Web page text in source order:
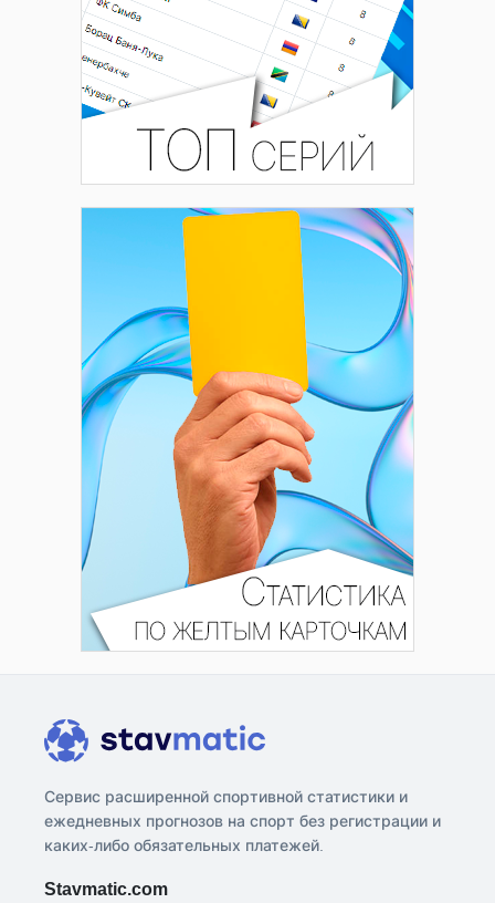
Сервис расширенной спортивной статистики и
ежедневных прогнозов на спорт без регистрации и
каких-либо обязательных платежей.
Stavmatic.com